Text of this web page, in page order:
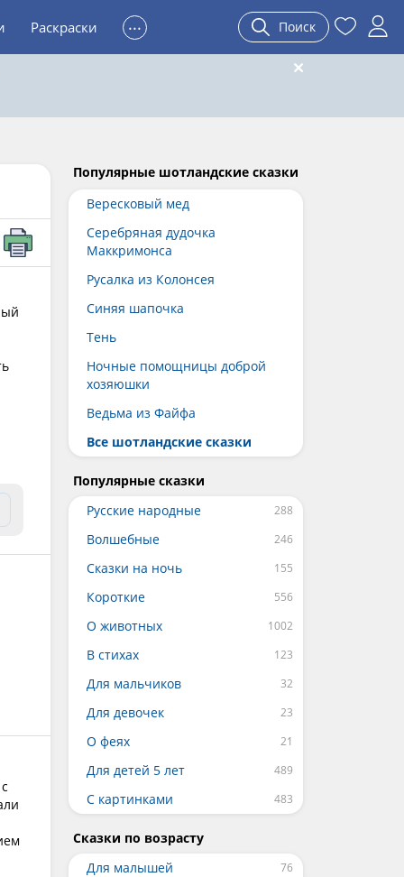
Раскраски ... Поиск
Популярные шотландские сказки
Вересковый мед
Серебряная дудочка
Маккримонса
Русалка из Колонсея
Синяя шапочка
Тень
Ночные помощницы доброй
хозяюшки
Ведьма из Файфа
Все шотландские сказки
Популярные сказки
Русские народные
Волшебные
Сказки на ночь
Короткие
О животных
В стихах
Для мальчиков
Для девочек
О феях
Для детей 5 лет
С картинками
Сказки по возрасту
Для малышей